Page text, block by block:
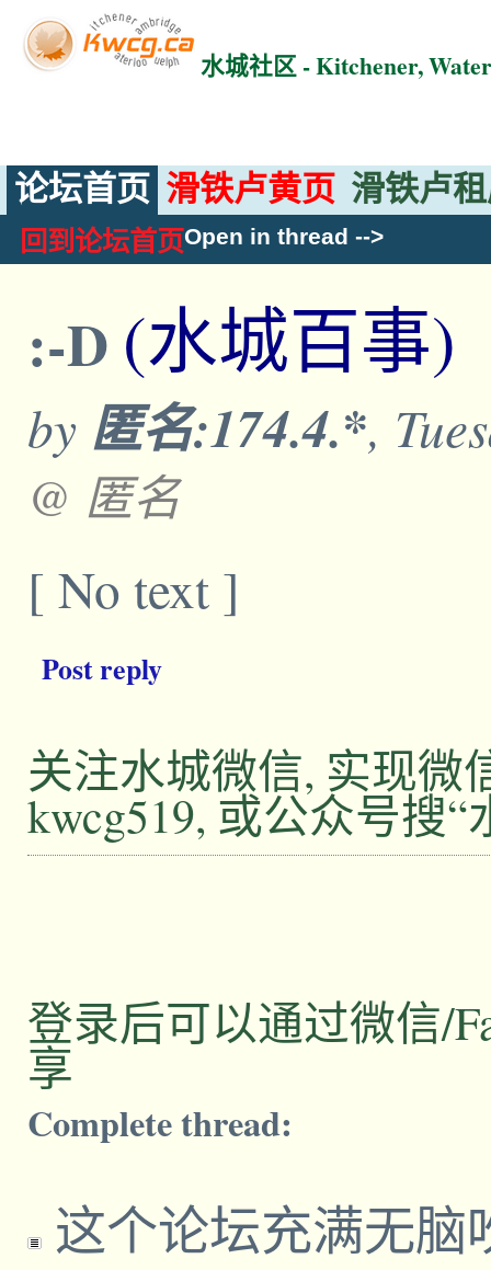
水城社区 - Kitchener,
论坛首页 滑铁卢黄页 滑铁卢
回到论坛首页Open in thread -->
:-D (水城百事)
by 匿名:174.4.*,
@ 匿名
[ No text ]
Post reply
关注水城微信, 实现微
kwcg519, 或公众号搜“
登录后可以通过微信/
享
Complete thread:
这个论坛充满无